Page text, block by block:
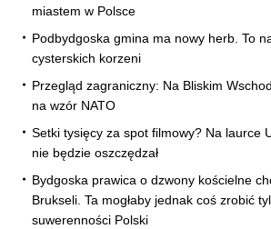
miastem w Polsce
Podbydgoska gmina ma nowy herb. To
cysterskich korzeni
Przegląd zagraniczny: Na Bliskim
na wzór NATO
Setki tysięcy za spot filmowy? Na laurce
nie będzie oszczędzał
Bydgoska prawica o dzwony kościelne
Brukseli. Ta mogłaby jednak coś zrobić
suwerenności Polski